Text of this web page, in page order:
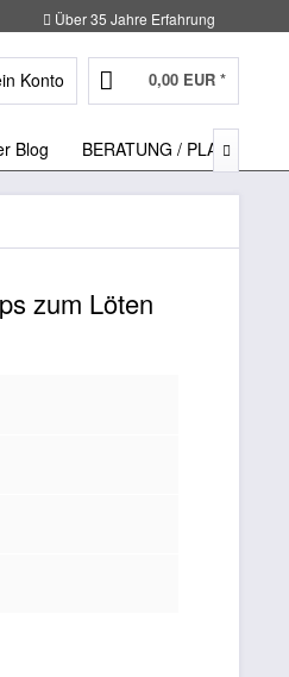
Über 35 Jahre Erfahrung
Konto 0,00 EUR *
Blog BERATUNG / PLANUNG

zum Löten